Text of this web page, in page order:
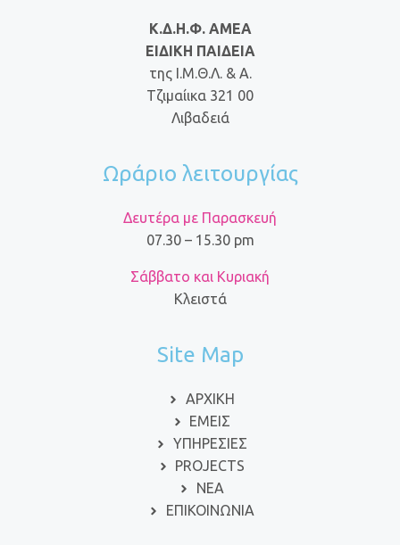
Κ.Δ.Η.Φ. ΑΜΕΑ
ΕΙΔΙΚΗ ΠΑΙΔΕΙΑ
της Ι.Μ.Θ.Λ. & Α.
Τζιμαίικα 321 00
Λιβαδειά
Ωράριο λειτουργίας
Δευτέρα με Παρασκευή
07.30 – 15.30 pm
Σάββατο και Κυριακή
Κλειστά
Site Map
ΑΡΧΙΚΗ
ΕΜΕΙΣ
ΥΠΗΡΕΣΙΕΣ
PROJECTS
ΝΕΑ
ΕΠΙΚΟΙΝΩΝΙΑ